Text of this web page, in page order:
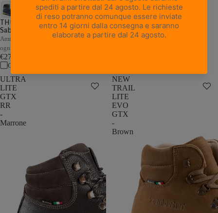
THUNDER GTX - Marrone /
Sabbia
Ammortizzazione e stabilità adattive a
ogni passo
€279,00
Confronta
18 recensioni
NEW TRAIL LITE GTX -
Marrone Nocciola
Pelle pieno fiore con trattamento
Hydrobloc®
ULTRA
LITE
GTX
RR
-
Marrone
NEW
TRAIL
LITE
EVO
GTX
-
Brown